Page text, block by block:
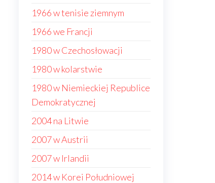
1966 w tenisie ziemnym
1966 we Francji
1980 w Czechosłowacji
1980 w kolarstwie
1980 w Niemieckiej Republice
Demokratycznej
2004 na Litwie
2007 w Austrii
2007 w Irlandii
2014 w Korei Południowej